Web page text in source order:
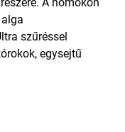
szűréssel
egysejtű